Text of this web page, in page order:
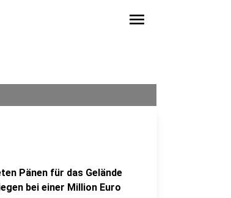
menu
Pänen für das Gelände
bei einer Million Euro